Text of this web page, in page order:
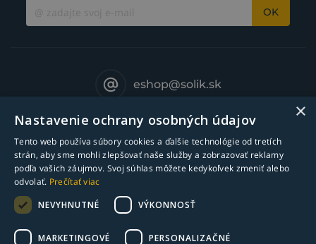
OK
eshop@solik.sk
×
Nastavenie ochrany osobných údajov
Tento web používa súbory cookies a ďalšie technológie od tretích
strán, aby sme mohli zlepšovať naše služby a zobrazovať reklamy
podľa vašich záujmov. Svoj súhlas môžete kedykoľvek zmeniť alebo
odvolať. Prečítať viac
NEVYHNUTNÉ
VÝKONNOSŤ
MARKETINGOVÉ PERSONALIZAČNÉ